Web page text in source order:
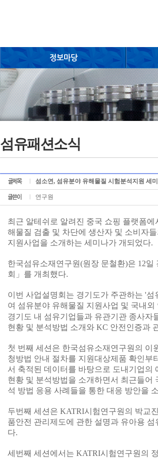
섬유패션소식
섬소연, 섬유분야 유해물질 시험분석지원 세
연구원
최근 알테쉬로 알려진 중국 쇼핑 플랫폼
해물질 검출 및 차단에 생산자 및 소비자
지원사업을 소개하는 세미나가 개되었다.
한국섬유소재연구원(원장 문철환)은 12일
회 」 를 개최했다.
이번 사업설명회는 경기도가 주관하는 '섬
여 섬유분야 유해물질 지원사업 및 국내
경기도 내 섬유기업들과 유관기관 종사자
현황 및 분석방법 소개와 KC 안전인증과
첫 번째 세션은 한국섬유소재연구원의
청방법 안내 절차를 지원대상제품 확인부
서 축적된 데이터를 바탕으로 도내기업의
현황 및 분석방법을 소개하면서 최근들어
석 방법 응용 사례들을 통한 대응 방안을
두번째 세션은 KATRI시험연구원의 박교
품안전 관리제도에 관한 설명과 유아용 섬
다.
세번째 세션에서는 KATRI시험연구원의